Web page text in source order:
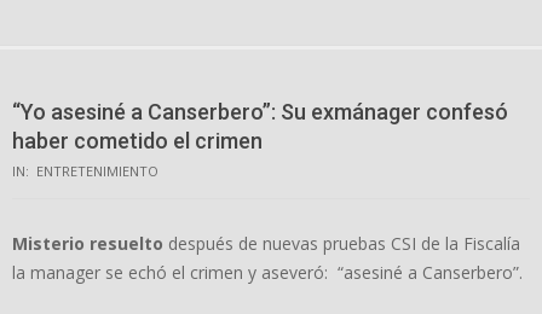
“Yo asesiné a Canserbero”: Su exmánager confesó
haber cometido el crimen
IN: ENTRETENIMIENTO
Misterio resuelto después de nuevas pruebas CSI de la Fiscalía
la manager se echó el crimen y aseveró: “asesiné a Canserbero”.